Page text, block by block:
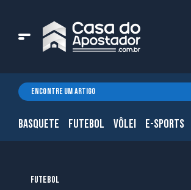
BASQUETE FUTEBOL VÔLEI E-SPORTS
FUTEBOL